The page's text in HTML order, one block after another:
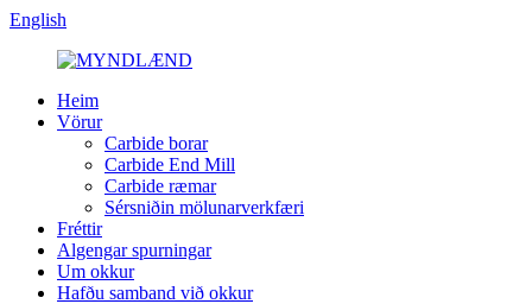
English
Heim
Vörur
Carbide borar
Carbide End Mill
Carbide ræmar
Sérsniðin mölunarverkfæri
Fréttir
Algengar spurningar
Um okkur
Hafðu samband við okkur